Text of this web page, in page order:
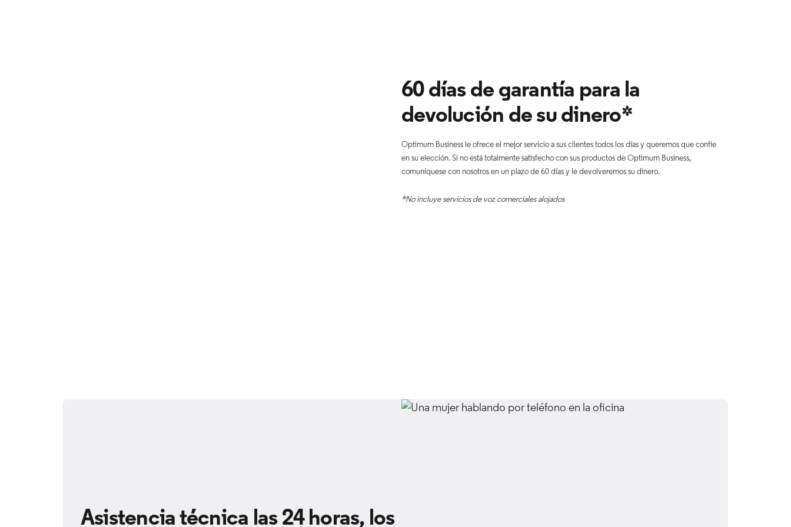
60 días de garantía para la
devolución de su dinero*
Optimum Business le ofrece el mejor servicio a sus clientes todos los días y queremos que confíe
en su elección. Si no está totalmente satisfecho con sus productos de Optimum Business,
comuníquese con nosotros en un plazo de 60 días y le devolveremos su dinero.
*No incluye servicios de voz comerciales alojados
Asistencia técnica las 24 horas, los